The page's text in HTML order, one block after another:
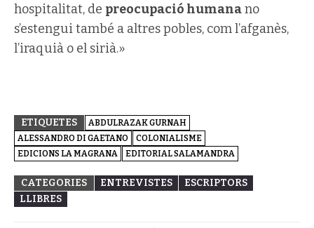
hospitalitat, de preocupació humanano
s’estengui també a altres pobles, com l’afganès,
l’iraquià o el sirià.»
ETIQUETES
ABDULRAZAK GURNAH
ALESSANDRO DI GAETANO
COLONIALISME
EDICIONS LA MAGRANA
EDITORIAL SALAMANDRA
CATEGORIES ENTREVISTES
ESCRIPTORS
LLIBRES